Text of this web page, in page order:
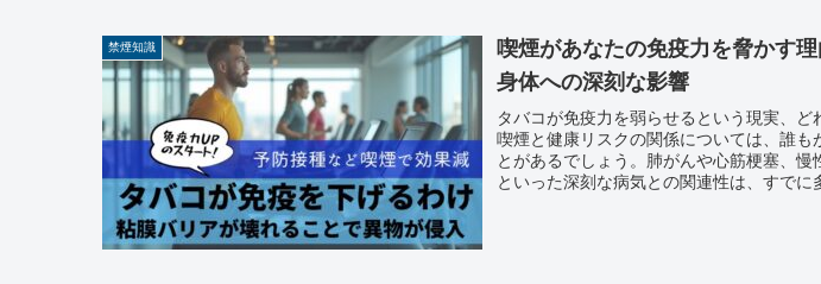
禁煙知識
喫煙があなたの免疫力を脅かす
身体への深刻な影響
タバコが免疫力を弱らせるという現実、ど
喫煙と健康リスクの関係については、誰も
とがあるでしょう。肺がんや心筋梗塞、慢
といった深刻な病気との関連性は、すでに